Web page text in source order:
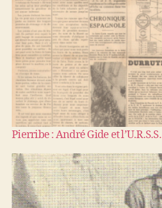
Pierribe : André Gide et l’U.R.S.S.